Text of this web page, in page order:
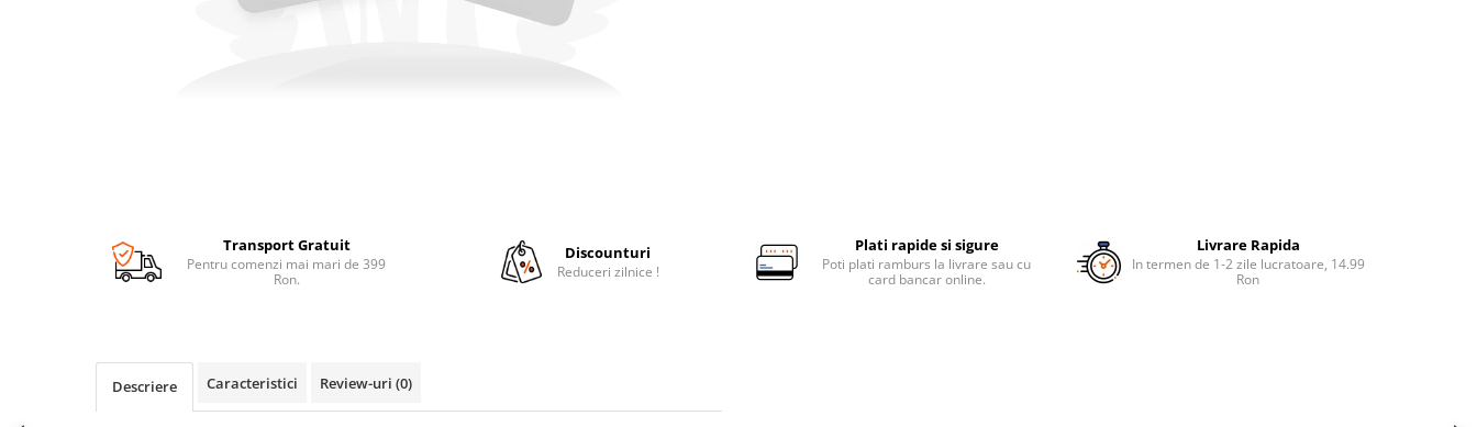
Transport Gratuit
Pentru comenzi mai mari de 399
Ron.
Discounturi
Reduceri zilnice !
Plati rapide si sigure
Poti plati ramburs la livrare sau cu
card bancar online.
Livrare Rapida
In termen de 1-2 zile lucratoare, 14.99
Ron
Descriere Caracteristici Review-uri (0)